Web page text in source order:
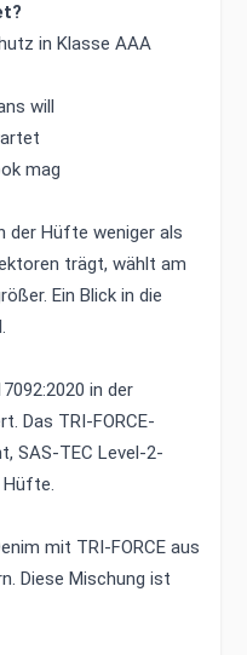
in Klasse AAA
will
mag
der Hüfte weniger als
trägt, wählt am
Ein Blick in die
in der
Das TRI-FORCE-
SAS-TEC Level-2-
Hüfte.
mit TRI-FORCE aus
Diese Mischung ist